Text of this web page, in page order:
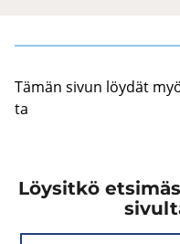
Tämän sivun löy­dät
ta
Löysitkö